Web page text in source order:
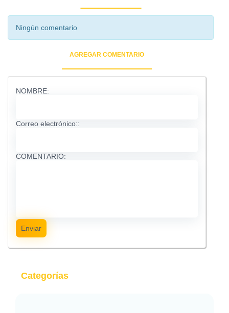
Ningún comentario
AGREGAR COMENTARIO
NOMBRE:
Correo electrónico::
COMENTARIO:
Enviar
Categorías